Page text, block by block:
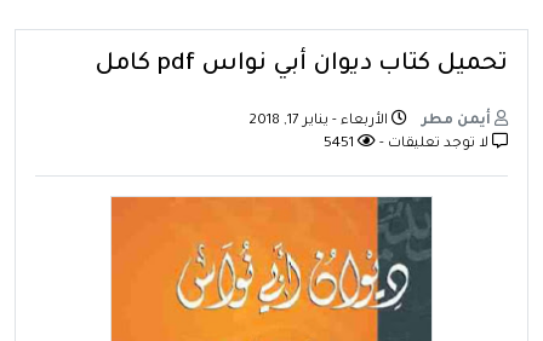
تحميل كتاب ديوان أبي نواس pdf كامل
أيمن مطر
الأربعاء - يناير 17, 2018
لا توجد تعليقات -